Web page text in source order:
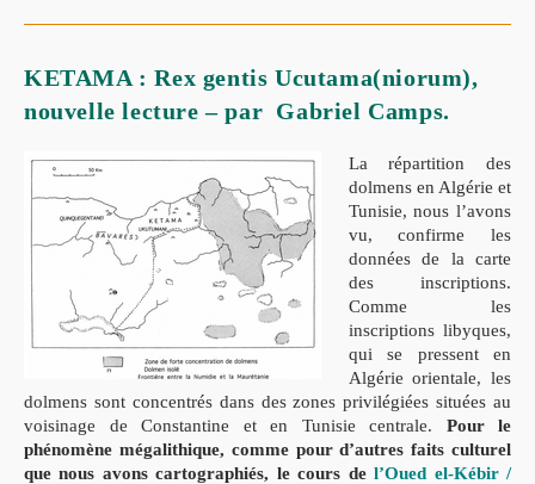
Col
F’doules.
KETAMA : Rex gentis Ucutama(niorum),
nouvelle lecture – par Gabriel Camps.
La répartition des
dolmens en Algérie et
Tunisie, nous l’avons
vu, confirme les
données de la carte
des inscriptions.
Comme les
inscriptions libyques,
qui se pressent en
Algérie orientale, les
dolmens sont concentrés dans des zones privilégiées situées au
voisinage de Constantine et en Tunisie centrale. Pour le
phénomène mégalithique, comme pour d’autres faits culturel
que nous avons cartographiés, le cours del’Oued el-Kébir /